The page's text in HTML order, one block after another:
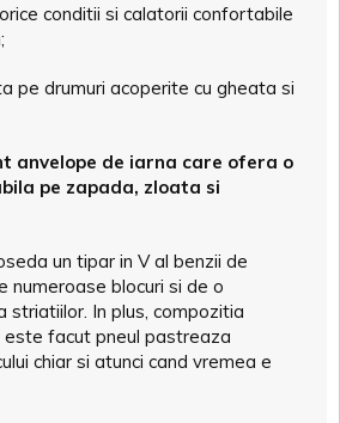
conditii si calatorii confortabile
pe drumuri acoperite cu gheata si
anvelope de iarna care ofera o
pe zapada, zloata si
un tipar in V al benzii de
numeroase blocuri si de o
striatiilor. In plus, compozitia
este facut pneul pastreaza
chiar si atunci cand vremea e